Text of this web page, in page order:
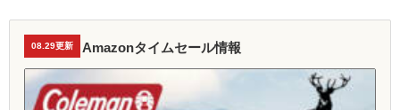
08.29更新 Amazonタイムセール情報